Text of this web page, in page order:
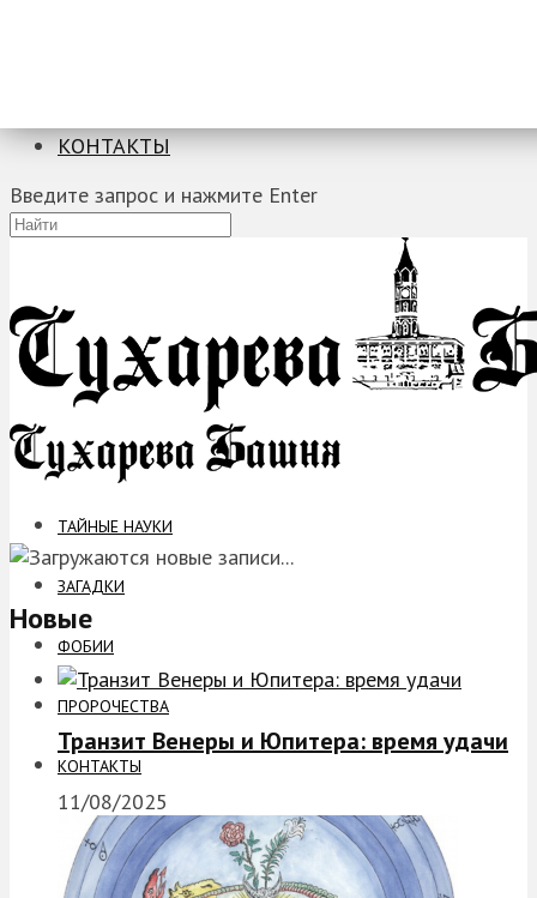
КОНТАКТЫ
Введите запрос и нажмите Enter
ТАЙНЫЕ НАУКИ
ЗАГАДКИ
ФОБИИ
ПРОРОЧЕСТВА
КОНТАКТЫ
Новые
Транзит Венеры и Юпитера: время удачи
11/08/2025